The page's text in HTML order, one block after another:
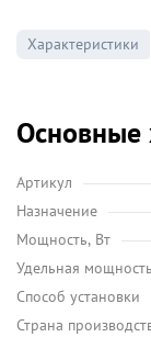
Характеристики
Основные
Артикул
Назначение
Мощность, Вт
Удельная
Способ установки
Страна